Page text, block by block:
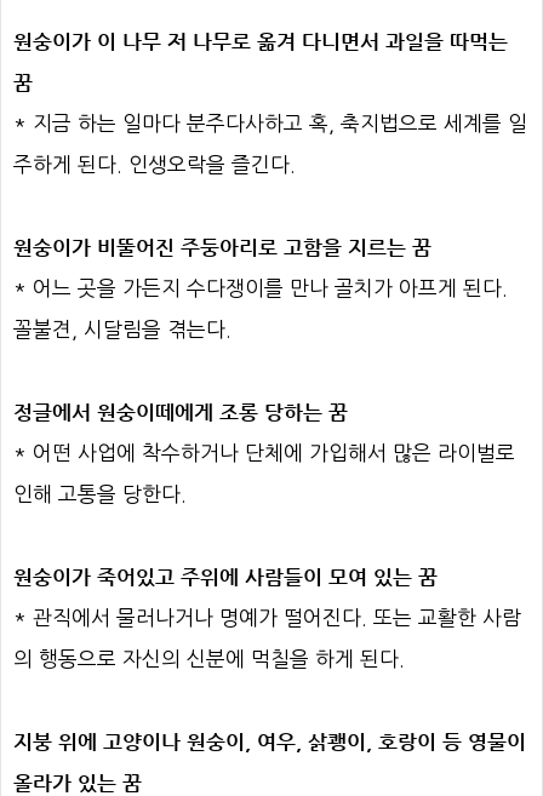
원숭이가 이 나무 저 나무로 옮겨 다니면서 과일을 따먹는
꿈
* 지금 하는 일마다 분주다사하고 혹, 축지법으로 세계를 일
주하게 된다. 인생오락을 즐긴다.
원숭이가 비뚤어진 주둥아리로 고함을 지르는 꿈
* 어느 곳을 가든지 수다쟁이를 만나 골치가 아프게 된다.
꼴불견, 시달림을 겪는다.
정글에서 원숭이떼에게 조롱 당하는 꿈
* 어떤 사업에 착수하거나 단체에 가입해서 많은 라이벌로
인해 고통을 당한다.
원숭이가 죽어있고 주위에 사람들이 모여 있는 꿈
* 관직에서 물러나거나 명예가 떨어진다. 또는 교활한 사람
의 행동으로 자신의 신분에 먹칠을 하게 된다.
지붕 위에 고양이나 원숭이, 여우, 삵쾡이, 호랑이 등 영물이
올라가 있는 꿈